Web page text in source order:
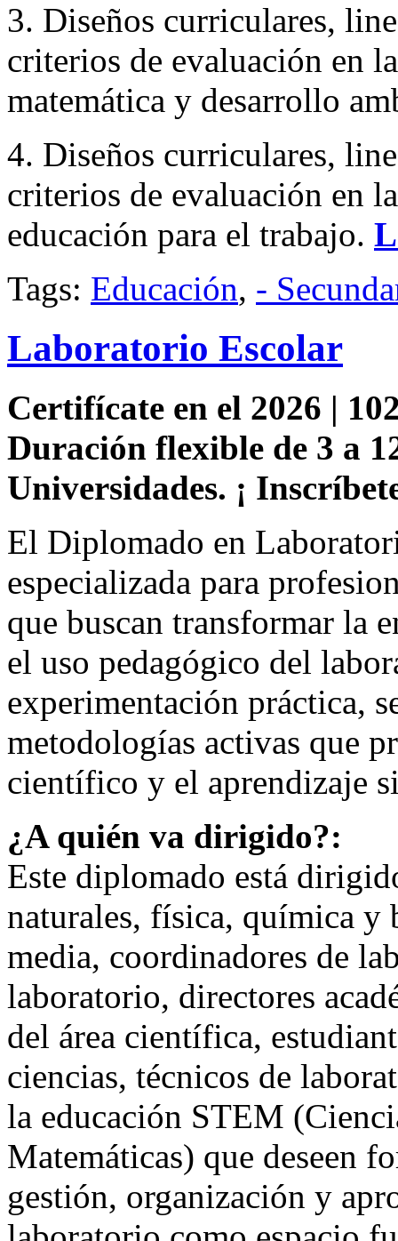
3. Diseños curriculares,
criterios de evaluación en
matemática y desarrollo
4. Diseños curriculares,
criterios de evaluación en
educación para el trabajo.
Tags: Educación, -
Laboratorio Escolar
Certifícate en el 2026 |
Duración flexible de 3 a
Universidades. ¡
El Diplomado en
especializada para
que buscan transformar la
el uso pedagógico del
experimentación práctica,
metodologías activas que
científico y el aprendizaje
¿A quién va dirigido?:
Este diplomado está
naturales, física, química y
media, coordinadores de
laboratorio, directores
del área científica,
ciencias, técnicos de
la educación STEM
Matemáticas) que deseen
gestión, organización y